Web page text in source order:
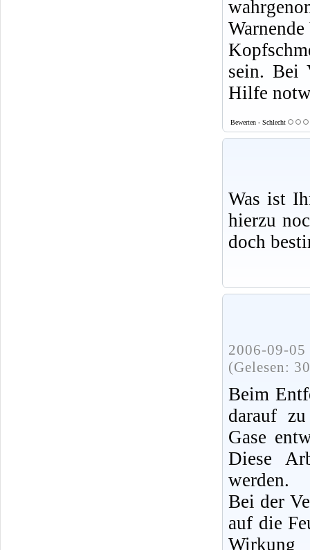
sein. Bei
Hilfe
Bewerten - Schlecht
Was ist
hierzu
doch
2006-09-
(Gelesen:
Beim
darauf zu
Gase
Diese
werden.
Bei der
auf die
Wirkung